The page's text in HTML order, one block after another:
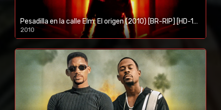
Pesadilla en la calle Elm: El origen (2010) [BR-RIP] [HD-1080p]
2010
1080p/720p